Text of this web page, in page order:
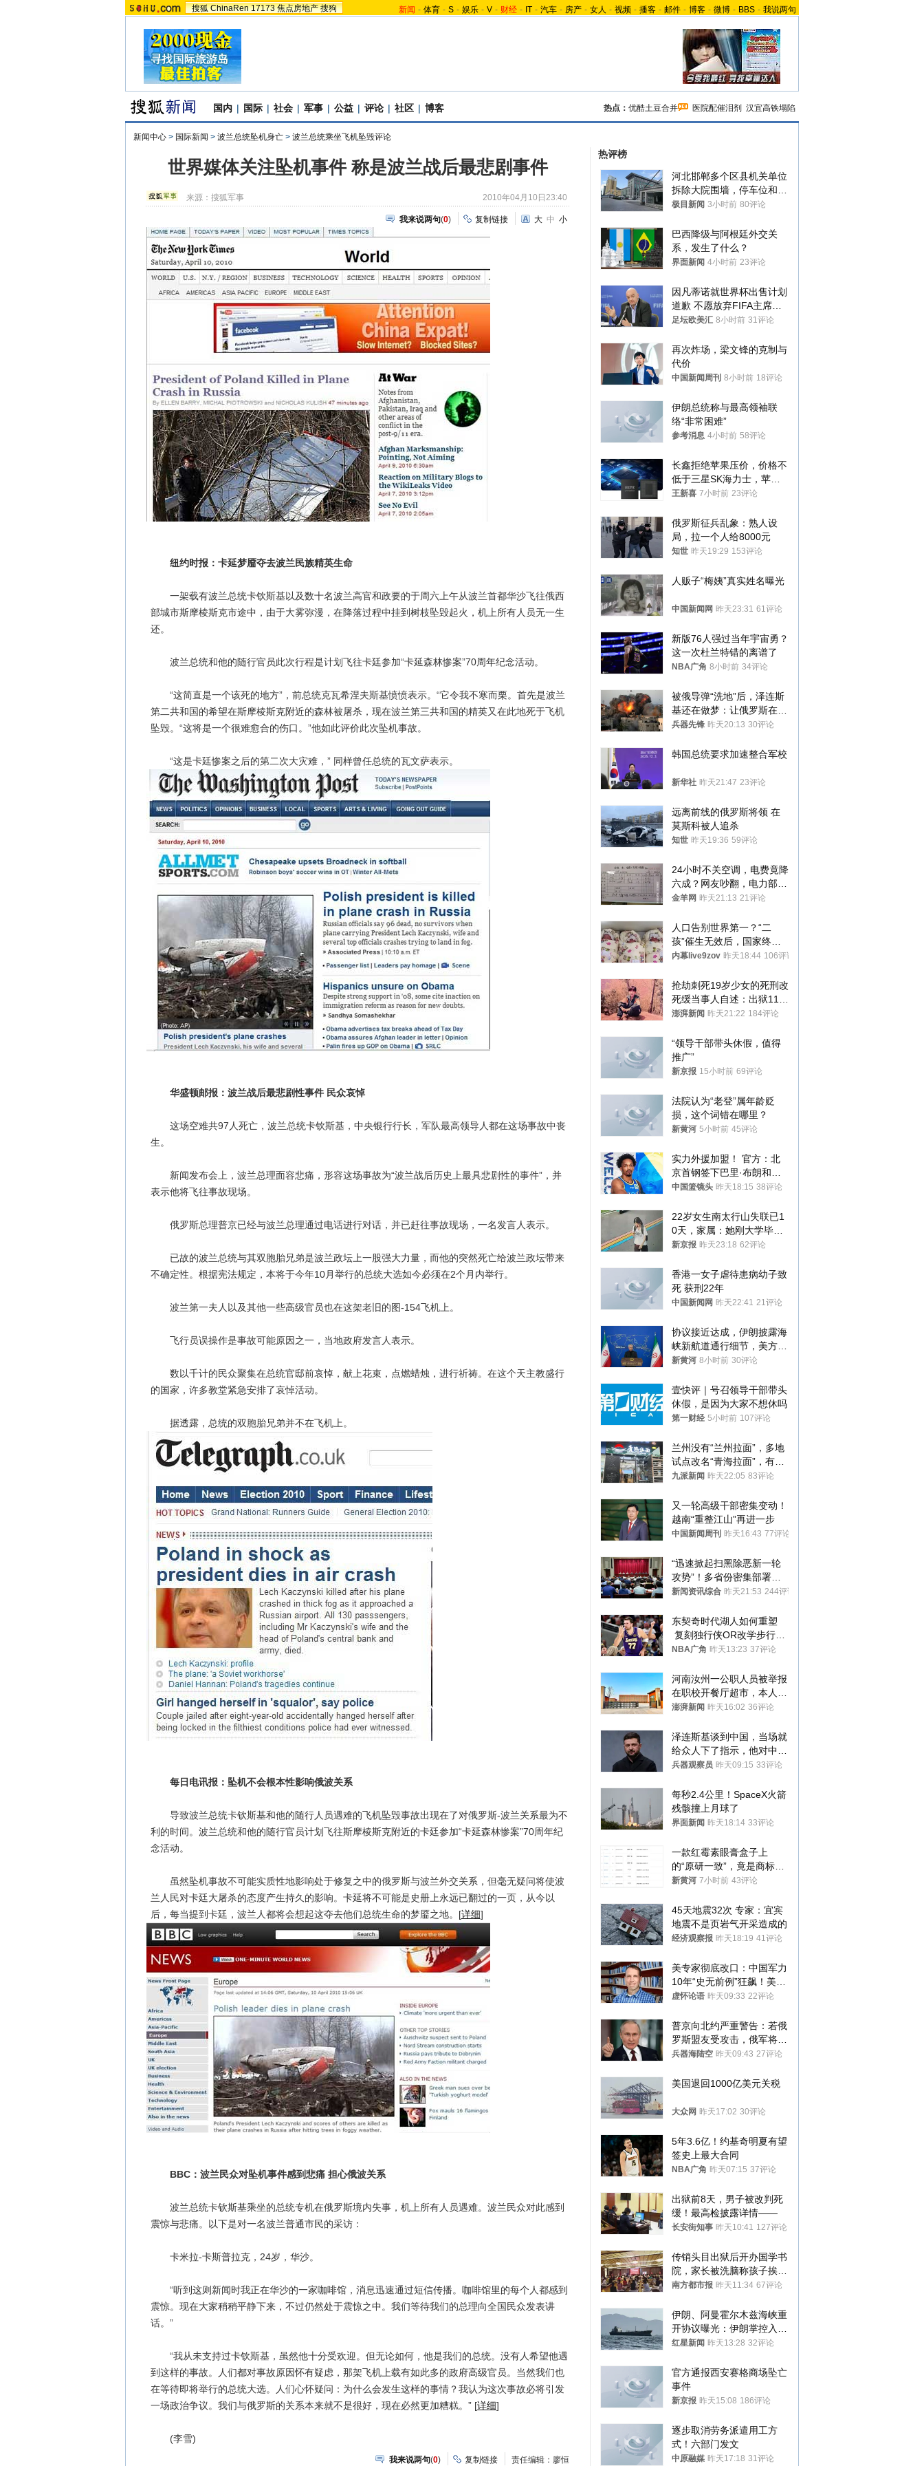
搜狐 ChinaRen 17173 焦点房地产 搜狗 新闻 - 体育 - S - 娱乐 - V - 财经 - IT - 汽车 - 房产 - 女人 - 视频 - 播客 - 邮件 - 博客 - 微博 - BBS - 我说两句
国内 | 国际 | 社会 | 军事 | 公益 | 评论 | 社区 | 博客 热点： 优酷土豆合并 医院配催泪剂 汉宜高铁塌陷
新闻中心 > 国际新闻 > 波兰总统坠机身亡 > 波兰总统乘坐飞机坠毁评论
世界媒体关注坠机事件 称是波兰战后最悲剧事件
来源：搜狐军事 2010年04月10日23:40
我来说两句(0) 复制链接 大 中 小
纽约时报：卡延梦靥夺去波兰民族精英生命
一架载有波兰总统卡钦斯基以及数十名波兰高官和政要的于周六上午从波兰首都华沙飞往俄西
部城市斯摩棱斯克市途中，由于大雾弥漫，在降落过程中挂到树枝坠毁起火，机上所有人员无一生
还。
波兰总统和他的随行官员此次行程是计划飞往卡廷参加“卡延森林惨案”70周年纪念活动。
“这简直是一个该死的地方”，前总统克瓦希涅夫斯基愤愤表示。“它令我不寒而栗。首先是波兰
第二共和国的希望在斯摩棱斯克附近的森林被屠杀，现在波兰第三共和国的精英又在此地死于飞机
坠毁。“这将是一个很难愈合的伤口。”他如此评价此次坠机事故。
“这是卡廷惨案之后的第二次大灾难，” 同样曾任总统的瓦文萨表示。
华盛顿邮报：波兰战后最悲剧性事件 民众哀悼
这场空难共97人死亡，波兰总统卡钦斯基，中央银行行长，军队最高领导人都在这场事故中丧
生。
新闻发布会上，波兰总理面容悲痛，形容这场事故为“波兰战后历史上最具悲剧性的事件”，并
表示他将飞往事故现场。
俄罗斯总理普京已经与波兰总理通过电话进行对话，并已赶往事故现场，一名发言人表示。
已故的波兰总统与其双胞胎兄弟是波兰政坛上一股强大力量，而他的突然死亡给波兰政坛带来
不确定性。根据宪法规定，本将于今年10月举行的总统大选如今必须在2个月内举行。
波兰第一夫人以及其他一些高级官员也在这架老旧的图-154飞机上。
飞行员误操作是事故可能原因之一，当地政府发言人表示。
数以千计的民众聚集在总统官邸前哀悼，献上花束，点燃蜡烛，进行祈祷。在这个天主教盛行
的国家，许多教堂紧急安排了哀悼活动。
据透露，总统的双胞胎兄弟并不在飞机上。
每日电讯报：坠机不会根本性影响俄波关系
导致波兰总统卡钦斯基和他的随行人员遇难的飞机坠毁事故出现在了对俄罗斯-波兰关系最为不
利的时间。波兰总统和他的随行官员计划飞往斯摩棱斯克附近的卡廷参加“卡延森林惨案”70周年纪
念活动。
虽然坠机事故不可能实质性地影响处于修复之中的俄罗斯与波兰外交关系，但毫无疑问将使波
兰人民对卡廷大屠杀的态度产生持久的影响。卡延将不可能是史册上永远已翻过的一页，从今以
后，每当提到卡廷，波兰人都将会想起这夺去他们总统生命的梦靥之地。[详细]
BBC：波兰民众对坠机事件感到悲痛 担心俄波关系
波兰总统卡钦斯基乘坐的总统专机在俄罗斯境内失事，机上所有人员遇难。波兰民众对此感到
震惊与悲痛。以下是对一名波兰普通市民的采访：
卡米拉-卡斯普拉克，24岁，华沙。
“听到这则新闻时我正在华沙的一家咖啡馆，消息迅速通过短信传播。咖啡馆里的每个人都感到
震惊。现在大家稍稍平静下来，不过仍然处于震惊之中。我们等待我们的总理向全国民众发表讲
话。”
“我从未支持过卡钦斯基，虽然他十分受欢迎。但无论如何，他是我们的总统。没有人希望他遇
到这样的事故。人们都对事故原因怀有疑虑，那架飞机上载有如此多的政府高级官员。当然我们也
在等待即将举行的总统大选。人们心怀疑问：为什么会发生这样的事情？我认为这次事故必将引发
一场政治争议。我们与俄罗斯的关系本来就不是很好，现在必然更加糟糕。” [详细]
(李雪)
我来说两句(0) 复制链接 责任编辑：廖恒
热评榜
河北邯郸多个区县机关单位
拆除大院围墙，停车位和厕
所免费开放，当地多部门回
极目新闻 3小时前 80评论
巴西降级与阿根廷外交关
系，发生了什么？
界面新闻 4小时前 23评论
因凡蒂诺就世界杯出售计划
道歉 不愿放弃FIFA主席职
位
足坛欧美汇 8小时前 31评论
再次炸场，梁文锋的克制与
代价
中国新闻周刊 8小时前 18评论
伊朗总统称与最高领袖联
络“非常困难”
参考消息 4小时前 58评论
长鑫拒绝苹果压价，价格不
低于三星SK海力士，苹果
失去了议价权
王新喜 7小时前 23评论
俄罗斯征兵乱象：熟人设
局，拉一个人给8000元
知世 昨天19:29 153评论
人贩子“梅姨”真实姓名曝光
中国新闻网 昨天23:31 61评论
新版76人强过当年宇宙勇？
这一次杜兰特错的离谱了
NBA广角 8小时前 34评论
被俄导弹“洗地”后，泽连斯
基还在做梦：让俄罗斯在冬
季前求和？
兵器先锋 昨天20:13 30评论
韩国总统要求加速整合军校
新华社 昨天21:47 23评论
远离前线的俄罗斯将领 在
莫斯科被人追杀
知世 昨天19:36 59评论
24小时不关空调，电费竟降
六成？网友吵翻，电力部门
回应→
金羊网 昨天21:13 21评论
人口告别世界第一？“二
孩”催生无效后，国家终于
向住房出手了！
内幕live9zov 昨天18:44 106评论
抢劫刺死19岁少女的死刑改
死缓当事人自述：出狱11年
间始终刻意躲避被害人家属
澎湃新闻 昨天21:22 184评论
“领导干部带头休假，值得
推广”
新京报 15小时前 69评论
法院认为“老登”属年龄贬
损，这个词错在哪里？
新黄河 5小时前 45评论
实力外援加盟！ 官方：北
京首钢签下巴里·布朗和桑
普森
中国篮镜头 昨天18:15 38评论
22岁女生南太行山失联已1
0天，家属：她刚大学毕业
想到山里旅行
新京报 昨天23:18 62评论
香港一女子虐待患病幼子致
死 获刑22年
中国新闻网 昨天22:41 21评论
协议接近达成，伊朗披露海
峡新航道通行细节，美方再
提“倒计时”
新黄河 8小时前 30评论
壹快评｜号召领导干部带头
休假，是因为大家不想休吗
第一财经 5小时前 107评论
兰州没有“兰州拉面”，多地
试点改名“青海拉面”，有商
家改名已两年
九派新闻 昨天22:05 83评论
又一轮高级干部密集变动！
越南“重整江山”再进一步
中国新闻周刊 昨天16:43 77评论
“迅速掀起扫黑除恶新一轮
攻势”！多省份密集部署，
公布举报方式
新闻资讯综合 昨天21:53 244评论
东契奇时代湖人如何重塑
复刻独行侠OR改学步行
者？
NBA广角 昨天13:23 37评论
河南汝州一公职人员被举报
在职校开餐厅超市，本人回
应称“是给别人帮忙”
澎湃新闻 昨天16:02 36评论
泽连斯基谈到中国，当场就
给众人下了指示，他对中国
和中乌关系，显然又有了新
兵器观察员 昨天09:15 33评论
每秒2.4公里！SpaceX火箭
残骸撞上月球了
界面新闻 昨天18:14 33评论
一款红霉素眼膏盒子上
的“原研一致”，竟是商标！
律师：极易误导消费者；网
新黄河 7小时前 43评论
45天地震32次 专家：宜宾
地震不是页岩气开采造成的
经济观察报 昨天18:19 41评论
美专家彻底改口：中国军力
10年“史无前例”狂飙！美军
真慌了
虚怀论语 昨天09:33 22评论
普京向北约严重警告：若俄
罗斯盟友受攻击，俄军将动
用核武器保护
兵器海陆空 昨天09:43 27评论
美国退回1000亿美元关税
大众网 昨天17:02 30评论
5年3.6亿！约基奇明夏有望
签史上最大合同
NBA广角 昨天07:15 37评论
出狱前8天，男子被改判死
缓！最高检披露详情——
长安街知事 昨天10:41 127评论
传销头目出狱后开办国学书
院，家长被洗脑称孩子挨打
才有效果
南方都市报 昨天11:34 67评论
伊朗、阿曼霍尔木兹海峡重
开协议曝光：伊朗掌控入湾
航道，与阿曼平分“服务费”
红星新闻 昨天13:28 32评论
官方通报西安赛格商场坠亡
事件
新京报 昨天15:08 186评论
逐步取消劳务派遣用工方
式！六部门发文
中原融媒 昨天17:18 31评论